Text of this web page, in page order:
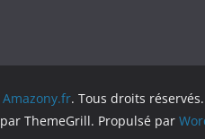
Amazony.fr. Tous droits réservés.
par ThemeGrill. Propulsé par